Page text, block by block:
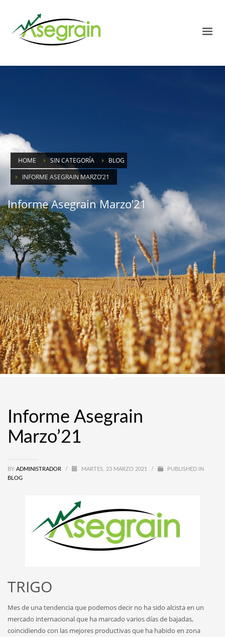
HOME SIN CATEGORÍA
BLOG
INFORME ASEGRAIN MARZO’21
Informe Asegrain Marzo’21
Informe Asegrain
Marzo’21
BY ADMINISTRADOR / MARTES, 23 MARZO 2021 /
PUBLISHED IN
BLOG
TRIGO
Mes de una tendencia que podemos decir no ha sido alcista en un
mercado internacional que ha marcado varios días de bajadas,
coincidiendo con las mejores productivas que ha habido en zona